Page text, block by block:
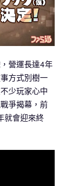
營運長達4年
方式別樹一
少玩家心中
爭揭幕，前
就會迎來終